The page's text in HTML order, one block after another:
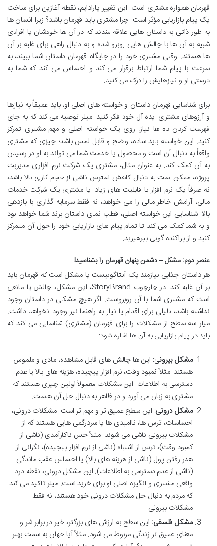
قهرمان همواره مشتری است. این تغییر پارادایم، نقطه آغازین برای ساخت
یک پیام بازاریابی مؤثر است. چرا مشتری باید قهرمان باشد؟ زیرا انسان ها
به طور ذاتی به داستان هایی علاقه مندند که در آن ها خودشان یا افرادی
شبیه به آن ها با چالش هایی روبرو شده و به دنبال راهی برای غلبه بر آن
ها هستند. وقتی مشتری خود را در جایگاه قهرمان داستان شما ببیند، به
سرعت با پیام شما ارتباط برقرار می کند و احساس می کند که شما به
درستی او و نیازهایش را درک می کنید.
برای شناسایی قهرمان داستان و خواسته های اصلی او، باید عمیقاً به نیازها
و آرزوهای مشتری ایده آل خود فکر کنید. میلر توصیه می کند که به جای
فهرست کردن ده ها نیاز، روی یک خواسته اصلی و مهم مشتری تمرکز
کنید. این خواسته باید ساده، واضح و قابل لمس باشد؛ چیزی که مشتری
واقعاً به دنبال آن است و محصول یا خدمت شما می تواند به او در رسیدن
به آن کمک کند. به عنوان مثال، مشتری یک شرکت نرم افزاری مدیریت
پروژه، ممکن است به دنبال کاهش استرس ناشی از حجم کاری بالا باشد،
نه صرفاً یک نرم افزار با قابلیت های زیاد. یا مشتری یک شرکت خدمات
مالی، آرامش خاطر مالی را می خواهد، نه فقط سرمایه گذاری با بازدهی
بالا. شناسایی این خواسته اصلی، قطب نمای داستان برند شما خواهد بود
و به شما کمک می کند تا تمام پیام های بازاریابی خود را حول آن متمرکز
کنید و از پراکنده گویی بپرهیزید.
عنصر دوم: مشکل – دشمن پنهان قهرمان را بشناسید!
هر داستان جذابی نیازمند یک آنتاگونیست یا مشکل است که قهرمان باید
بر آن غلبه کند. در چارچوب StoryBrand، این مشکل، چالش یا مانعی
است که مشتری شما با آن روبروست. اگر هیچ مشکلی در داستان وجود
نداشته باشد، دلیلی برای اقدام یا نیاز به راهنما نیز وجود نخواهد داشت.
میلر سه سطح از مشکلات را برای قهرمان (مشتری) شناسایی می کند که
باید در پیام بازاریابی به آن ها اشاره شود:
مشکل بیرونی: این ها چالش های قابل مشاهده، مادی و ملموس
هستند. مثلاً کمبود وقت، نرم افزار پیچیده، هزینه های بالا یا عدم
دسترسی به اطلاعات. این مشکلات معمولاً اولین چیزی هستند که
مشتری به زبان می آورد و در ظاهر به دنبال حل آن هاست.
مشکل درونی: این سطح عمیق تر و مهم تر است. مشکلات درونی،
احساسات، ترس ها، ناامیدی ها یا سردرگمی هایی هستند که از
مشکلات بیرونی ناشی می شوند. مثلاً حس ناکارآمدی (ناشی از
کمبود وقت)، ترس از اشتباه (ناشی از نرم افزار پیچیده)، نگرانی از
هدر رفتن پول (ناشی از هزینه های بالا) یا احساس عقب ماندگی
(ناشی از عدم دسترسی به اطلاعات). این مشکل درونی، نقطه درد
واقعی مشتری و انگیزه اصلی او برای خرید است. میلر تاکید می کند
که مردم به دنبال حل مشکلات درونی خود هستند، نه فقط
مشکلات بیرونی.
مشکل فلسفی: این سطح به ارزش های بزرگتر، خیر در برابر شر و
معنای عمیق تر زندگی مربوط می شود. مثلاً آیا جهان به سمت بهتر